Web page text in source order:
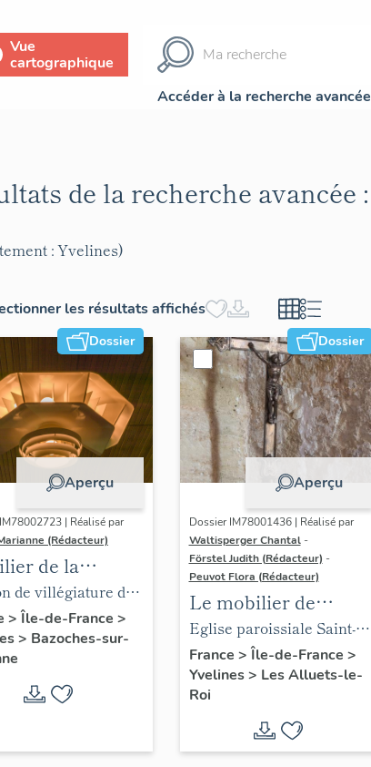
Vue
cartographique
Accéder à la recherche avancée
de la recherche avancée :
: Yvelines)
les résultats affichés
Dossier
Aperçu
| Réalisé par
(Rédacteur)
de la
Louis Carré
de villégiature dite
Louis Carré
> Île-de-France >
> Bazoches-sur-
Dossier
Aperçu
Dossier IM78001436 | Réalisé par
Waltisperger Chantal -
Förstel Judith (Rédacteur) -
Peuvot Flora (Rédacteur)
Le mobilier de
l'église paroissiale
Saint-Nicolas
Eglise paroissiale Saint-
Nicolas
France > Île-de-France >
Yvelines> Les Alluets-le-
Roi